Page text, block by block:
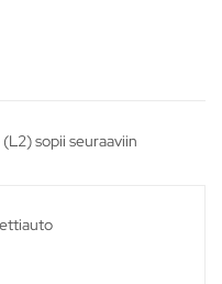
sopii seuraaviin